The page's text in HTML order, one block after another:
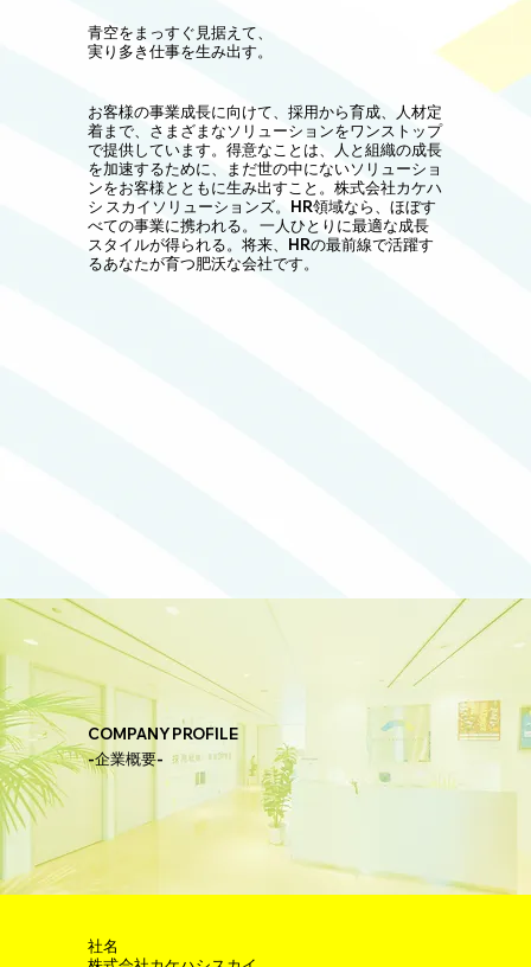
青空をまっすぐ見据えて、
実り多き仕事を生み出す。
お客様の事業成長に向けて、採用から育成、人材定
着まで、さまざまなソリューションをワンストップ
で提供しています。得意なことは、人と組織の成長
を加速するために、まだ世の中にないソリューショ
ンをお客様とともに生み出すこと。株式会社カケハ
シ スカイソリューションズ。HR領域なら、ほぼす
べての事業に携われる。 一人ひとりに最適な成長
スタイルが得られる。将来、HRの最前線で活躍す
るあなたが育つ肥沃な会社です。
COMPANY PROFILE
-企業概要-
社名